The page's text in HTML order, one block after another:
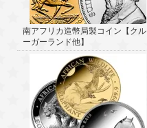
南アフリカ造幣局製コイン【クル
ーガーランド他】